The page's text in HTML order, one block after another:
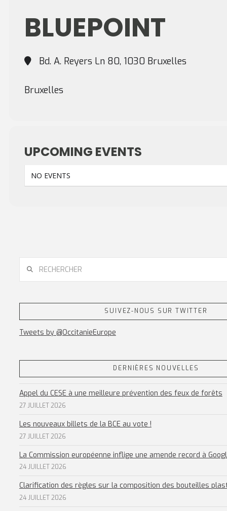
BLUEPOINT
Bd. A. Reyers Ln 80, 1030 Bruxelles
Bruxelles
UPCOMING EVENTS
NO EVENTS
SUIVEZ-NOUS SUR TWITTER
Tweets by @OccitanieEurope
DERNIÈRES NOUVELLES
Appel du CESE à une meilleure prévention des feux de forêts
27 JUILLET 2026
Les nouveaux billets de la BCE au vote !
27 JUILLET 2026
La Commission européenne inflige une amende record à
24 JUILLET 2026
Clarification des règles sur la composition des bouteilles
24 JUILLET 2026